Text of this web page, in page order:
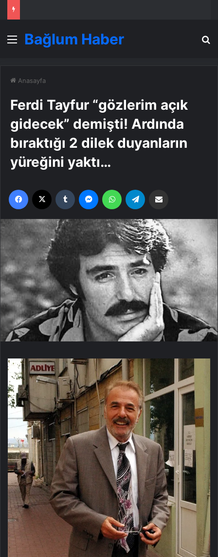
Menü
Bağlum Haber
Anasayfa
Ferdi Tayfur “gözlerim açık
gidecek” demişti! Ardında
bıraktığı 2 dilek duyanların
yüreğini yaktı…
Facebook Tumblr MessengerWhatsApp